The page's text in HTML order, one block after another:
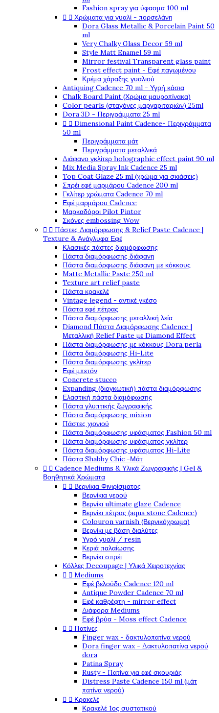
Fashion spray για ύφασμα 100 ml
  Χρώματα για γυαλί - πορσελάνη
Dora Glass Metallic & Porcelain Paint 50
ml
Very Chalky Glass Decor 59 ml
Style Matt Enamel 59 ml
Mirror festival Transparent glass paint
Frost effect paint - Εφέ παγωμένου
Κρέμα χάραξης γυαλιού
Antiquing Cadence 70 ml - Υγρή κάσια
Chalk Board Paint (Χρώμα μαυροπίνακα)
Color pearls (σταγόνες μαργαριταριών) 25ml
Dora 3D - Περιγράμματα 25 ml
  Dimensional Paint Cadence- Περιγράμματα
50 ml
Περιγράμματα μάτ
Περιγράμματα μεταλλικά
Διάφανο γκλίτερ holographic effect paint 90 ml
Mix Media Spray Ink Cadence 25 ml
Top Coat Glaze 25 ml (χρώμα για σκιάσεις)
Σπρέι εφέ μαρμάρου Cadence 200 ml
Γκλίτερ χρώματα Cadence 70 ml
Εφέ μαρμάρου Cadence
Μαρκαδόροι Pilot Pintor
Σκόνες embossing Wow
  Πάστες Διαμόρφωσης & Relief Paste Cadence |
Texture & Ανάγλυφα Εφέ
Κλασικές πάστες διαμόρφωσης
Πάστα διαμόρφωσης διάφανη
Πάστα διαμόρφωσης διάφανη με κόκκους
Matte Metallic Paste 250 ml
Texture art relief paste
Πάστα κρακελέ
Vintage legend - αντικέ γκέσο
Πάστα εφέ πέτρας
Πάστα διαμόρφωσης μεταλλική λεία
Diamond Πάστα Διαμόρφωσης Cadence |
Μεταλλική Relief Paste με Diamond Effect
Πάστα διαμόρφωσης με κόκκους Dora perla
Πάστα διαμόρφωσης Hi-Lite
Πάστα διαμόρφωσης γκλίτερ
Εφέ μπετόν
Concrete stucco
Expanding (διογκωτική) πάστα διαμόρφωσης
Ελαστική πάστα διαμόφωσης
Πάστα γλυπτικής ζωγραφικής
Πάστα διαμόρφωσης mixion
Πάστες χιονιού
Πάστα διαμόρφωσης υφάσματος Fashion 50 ml
Πάστα διαμόρφωσης υφάσματος γκλίτερ
Πάστα διαμόρφωσης υφάσματος Hi-Lite
Πάστα Shabby Chic -Μάτ
  Cadence Mediums & Υλικά Ζωγραφικής | Gel &
Βοηθητικά Χρώματα
  Βερνίκια Φινιρίσματος
Βερνίκια νερού
Βερνίκι ultimate glaze Cadence
Βερνίκι πέτρας (aqua stone Cadence)
Colouron varnish (Βερνικόχρωμα)
Βερνίκι με βάση διαλύτες
Υγρό γυαλί / resin
Κεριά παλαίωσης
Βερνίκι σπρέι
Κόλλες Decoupage | Υλικά Χειροτεχνίας
  Mediums
Εφέ βελούδο Cadence 120 ml
Antique Powder Cadence 70 ml
Εφέ καθρέφτη - mirror effect
Διάφορα Mediums
Εφέ βρύα - Moss effect Cadence
  Πατίνες
Finger wax - δακτυλοπατίνα νερού
Dora finger wax - Δακτυλοπατίνα νερού
dora
Patina Spray
Rusty - Πατίνα για εφέ σκουριάς
Distress Paste Cadence 150 ml (μάτ
πατίνα νερού)
  Κρακελέ
Κρακελέ 1ος συστατικού